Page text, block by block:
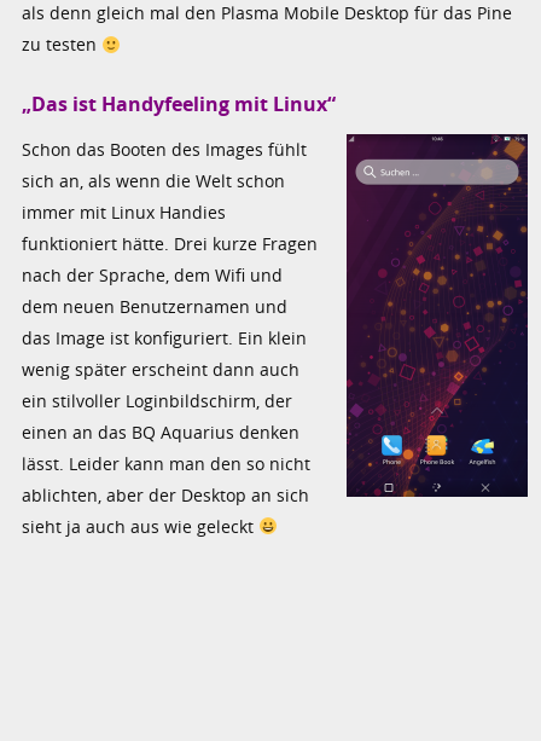
als denn gleich mal den Plasma Mobile Desktop für das Pine
zu testen
„Das ist Handyfeeling mit Linux“
Schon das Booten des Images fühlt
sich an, als wenn die Welt schon
immer mit Linux Handies
funktioniert hätte. Drei kurze Fragen
nach der Sprache, dem Wifi und
dem neuen Benutzernamen und
das Image ist konfiguriert. Ein klein
wenig später erscheint dann auch
ein stilvoller Loginbildschirm, der
einen an das BQ Aquarius denken
lässt. Leider kann man den so nicht
ablichten, aber der Desktop an sich
sieht ja auch aus wie geleckt